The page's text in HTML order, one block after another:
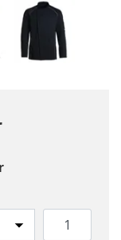
fra